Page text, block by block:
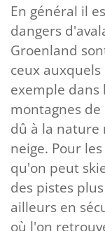
En général il
dangers
Groenland
ceux
exemple dans
montagnes de
dû à la
neige. Pour
qu'on peut
des pistes
ailleurs en
où l'on